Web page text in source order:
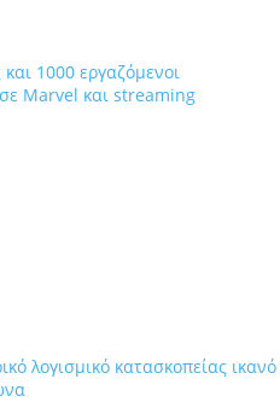
1000 εργαζόμενοι
σε Marvel και streaming
λογισμικό κατασκοπείας ικανό